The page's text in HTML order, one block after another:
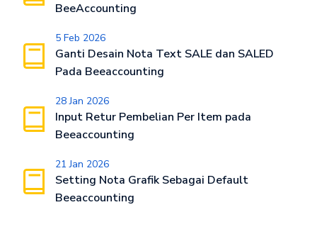
BeeAccounting
5 Feb 2026
Ganti Desain Nota Text SALE dan SALED
Pada Beeaccounting
28 Jan 2026
Input Retur Pembelian Per Item pada
Beeaccounting
21 Jan 2026
Setting Nota Grafik Sebagai Default
Beeaccounting